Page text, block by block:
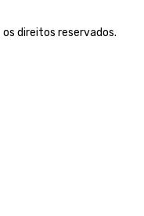
direitos reservados.